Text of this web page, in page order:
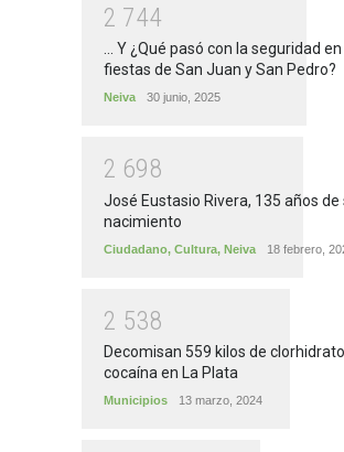
2 744
... Y ¿Qué pasó con la seguridad en
fiestas de San Juan y San Pedro?
Neiva 30 junio, 2025
2 698
José Eustasio Rivera, 135 años de
nacimiento
Ciudadano, Cultura, Neiva 18 febrero,
2 538
Decomisan 559 kilos de
cocaína en La Plata
Municipios 13 marzo, 2024